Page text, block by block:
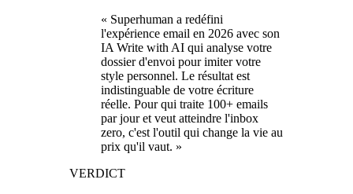
« Superhuman a redéfini
l'expérience email en 2026 avec son
IA Write with AI qui analyse votre
dossier d'envoi pour imiter votre
style personnel. Le résultat est
indistinguable de votre écriture
réelle. Pour qui traite 100+ emails
par jour et veut atteindre l'inbox
zero, c'est l'outil qui change la vie au
prix qu'il vaut. »
VERDICT